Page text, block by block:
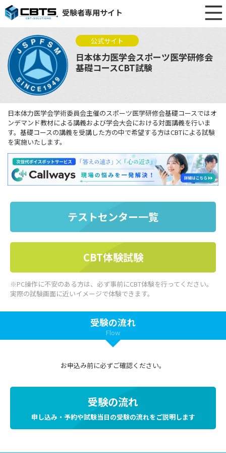
受験者専用サイト
公式サイト
日本体力医学会スポーツ医学研修会
基礎コースCBT試験
日本体力医学会学術委員会主催のスポーツ医学研修会基礎コースではオ
ンデマンド教材による講義および学会大会における対面講義を行いま
す。基礎コースの講義を受講した方の中で希望する方はCBTによる試験
を実施いたします。
テストセンター一覧
CBT体験試験
※PC操作に不安のある方は、必ず事前にCBT体験を行ってください。
実際の試験画面に近いイメージで体験できます。
受験の流れ
Flow
お申込み前に必ずご確認ください。
受験の流れ
申し込み・予約や試験当日の受験の流れをご説明します